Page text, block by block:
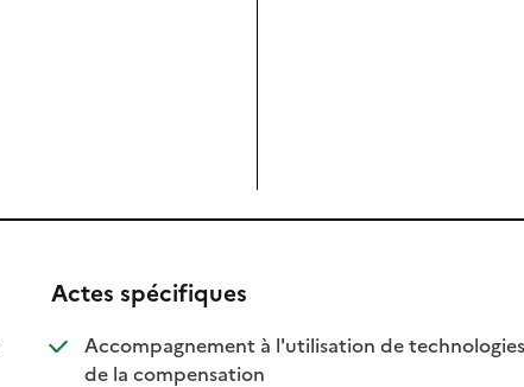
Actes spécifiques
Accompagnement à l'utilisation de
de la compensation: disponible
: non disponible